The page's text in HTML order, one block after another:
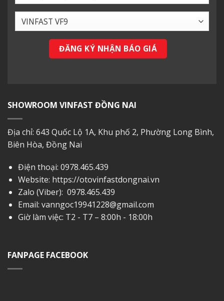
SHOWROOM VINFAST ĐỒNG NAI
Địa chỉ: 643 Quốc Lộ 1A, Khu phố 2, Phường Long Bình,
Biên Hòa, Đồng Nai
Điện thoại: 0978.465.439
Website: https://otovinfastdongnai.vn
Zalo (Viber): 0978.465.439
Email: vanngoc19941228@gmail.com
Giờ làm việc: T2 - T7 – 8:00h - 18:00h
FANPAGE FACEBOOK